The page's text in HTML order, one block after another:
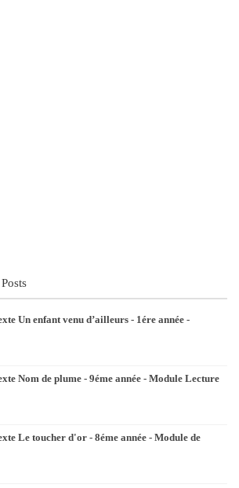
Un enfant venu d’ailleurs - 1ére année -
Nom de plume - 9éme année - Module Lecture
Le toucher d'or - 8éme année - Module de